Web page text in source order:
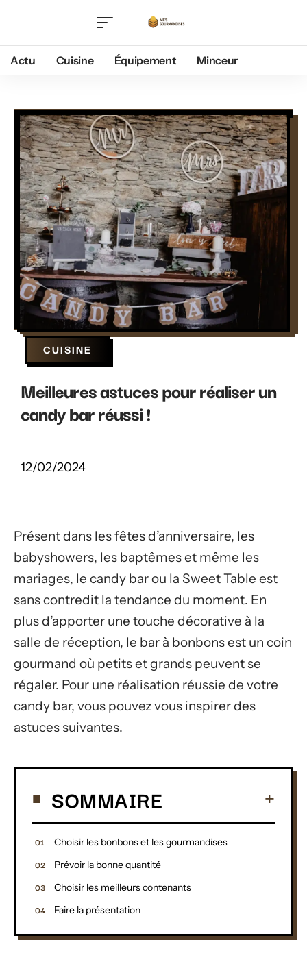
Actu Cuisine Équipement Minceur
CUISINE
Meilleures astuces pour réaliser un
candy bar réussi !
12/02/2024
Présent dans les fêtes d’anniversaire, les
babyshowers, les baptêmes et même les
mariages, le candy bar ou la Sweet Table est
sans contredit la tendance du moment. En
plus d’apporter une touche décorative à la
salle de réception, le bar à bonbons est un coin
gourmand où petits et grands peuvent se
régaler. Pour une réalisation réussie de votre
candy bar, vous pouvez vous inspirer des
astuces suivantes.
SOMMAIRE
Choisir les bonbons et les gourmandises
Prévoir la bonne quantité
Choisir les meilleurs contenants
Faire la présentation